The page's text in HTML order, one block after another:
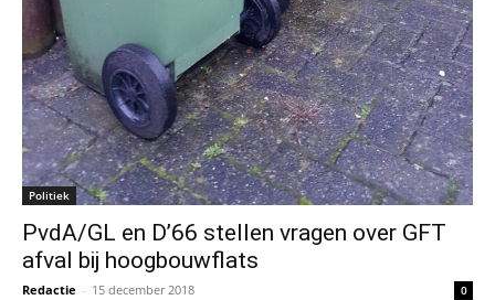
Politiek
PvdA/GL en D’66 stellen vragen over GFT
afval bij hoogbouwflats
Redactie - 15 december 2018 0